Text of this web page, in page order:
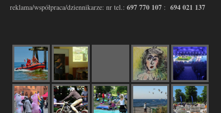
reklama/współpraca/dziennikarze: nr tel.: 697 770 107 : 694 021 137